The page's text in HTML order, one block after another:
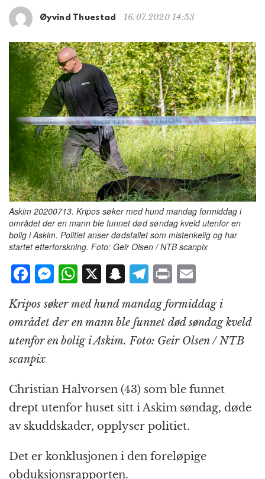
n
Øyvind Thuestad 16.07.2020 14:53
Askim 20200713. Kripos søker med hund mandag formiddag i
området der en mann ble funnet død søndag kveld utenfor en
bolig i Askim. Politiet anser dødsfallet som mistenkelig og har
startet etterforskning. Foto: Geir Olsen / NTB scanpix
F
c
e
b
o
o
k
M
e
ss
e
n
e
r
W
h
at
s
A
p
X S
a
p
c
at
T
el
e
g
r
m
P
n
t
m
ai
l
Kripos søker med hund mandag formiddag i
området der en mann ble funnet død søndag kveld
utenfor en bolig i Askim. Foto: Geir Olsen / NTB
scanpix
Christian Halvorsen (43) som ble funnet
drept utenfor huset sitt i Askim søndag, døde
av skuddskader, opplyser politiet.
Det er konklusjonen i den foreløpige
obduksjonsrapporten.